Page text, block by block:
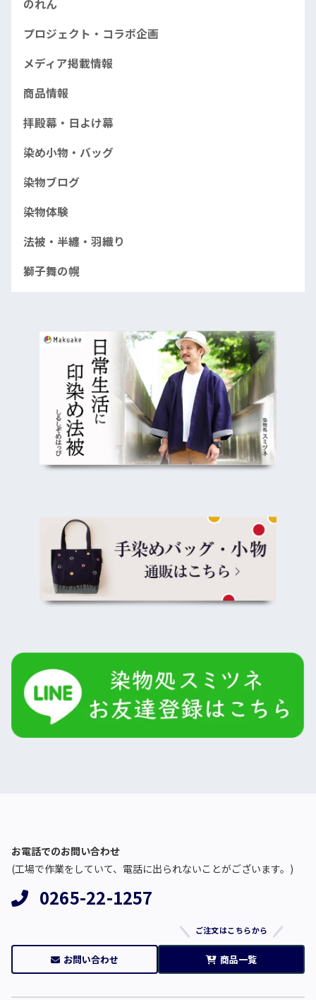
のれん
プロジェクト・コラボ企画
メディア掲載情報
商品情報
拝殿幕・日よけ幕
染め小物・バッグ
染物ブログ
染物体験
法被・半纏・羽織り
獅子舞の幌
お電話でのお問い合わせ
(工場で作業をしていて、電話に出られないことがございます。)
0265-22-1257
お問い合わせ
ご注文はこちらから
商品一覧